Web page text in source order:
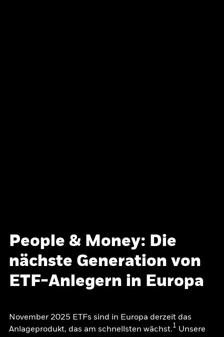
People & Money: Die
nächste Generation von
ETF-Anlegern in Europa
November 2025 ETFs sind in Europa derzeit das
Anlageprodukt, das am schnellsten wächst.1 Unsere